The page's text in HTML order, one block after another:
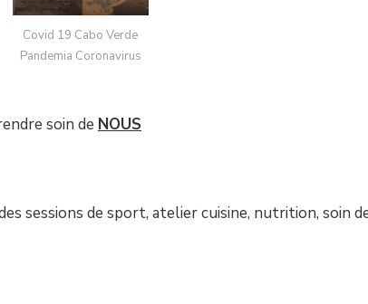
Covid 19 Cabo Verde
Pandemia Coronavirus
soin de NOUS
sessions de sport, atelier cuisine, nutrition, soin